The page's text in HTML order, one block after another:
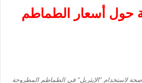
حول أسعار الطماطم
لاستخدام “الإيثريل” في الطماطم المطروحة